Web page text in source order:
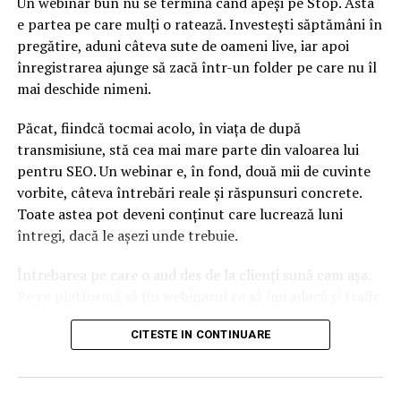
ARTICOLE PE ACEIASI TEMA:
URMATORUL
Problema mari pentru Udrea și Bica! Ar putea fi
NU RATATI
Sumele uriașe cheltuite pentru revistele instituțiilor de
forță din România! Care sunt acestea
e partea pe care mulți o ratează. Investești săptămâni în
pregătire, aduni câteva sute de oameni live, iar apoi
înregistrarea ajunge să zacă într-un folder pe care nu îl
mai deschide nimeni.
Păcat, fiindcă tocmai acolo, în viața de după
transmisiune, stă cea mai mare parte din valoarea lui
pentru SEO. Un webinar e, în fond, două mii de cuvinte
vorbite, câteva întrebări reale și răspunsuri concrete.
Toate astea pot deveni conținut care lucrează luni
întregi, dacă le așezi unde trebuie.
Întrebarea pe care o aud des de la clienți sună cam așa.
din Google, nu doar lead-uri pe moment? Răspunsul
scurt e că platforma contează, dar nu în felul în care
CITESTE IN CONTINUARE